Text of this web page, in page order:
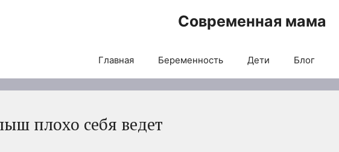
Современная мама
Главная Беременность Дети Блог
плохо себя ведет